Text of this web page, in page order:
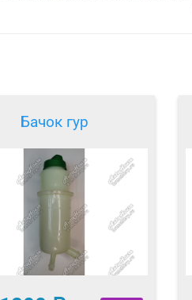
Бачок гур